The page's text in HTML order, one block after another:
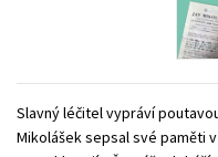
Slavný léčitel vypráví
Mikolášek sepsal své paměti